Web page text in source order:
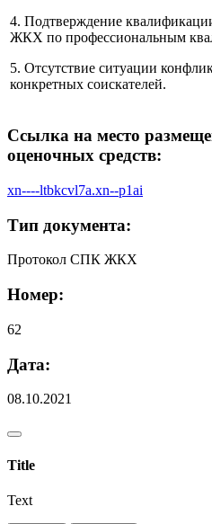
4. Подтверждение
ЖКХ по профессиональным
5. Отсутствие ситуации
конкретных соискателей.
Ссылка на место
оценочных средств:
xn----ltbkcvl7a.xn--p1ai
Тип документа:
Протокол СПК ЖКХ
Номер:
62
Дата:
08.10.2021
Title
Text